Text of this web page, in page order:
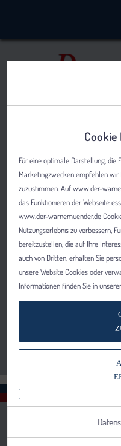
Für eine optimale Darstellung, die
Marketingzwecken empfehlen wir
zuzustimmen. Auf www.der-
das Funktionieren der Webseite
www.der-warnemuender.de
Nutzungserlebnis zu verbessern,
bereitzustellen, die auf Ihre
auch von Dritten, erhalten Sie
unsere Website Cookies oder
Informationen finden Sie in unserer